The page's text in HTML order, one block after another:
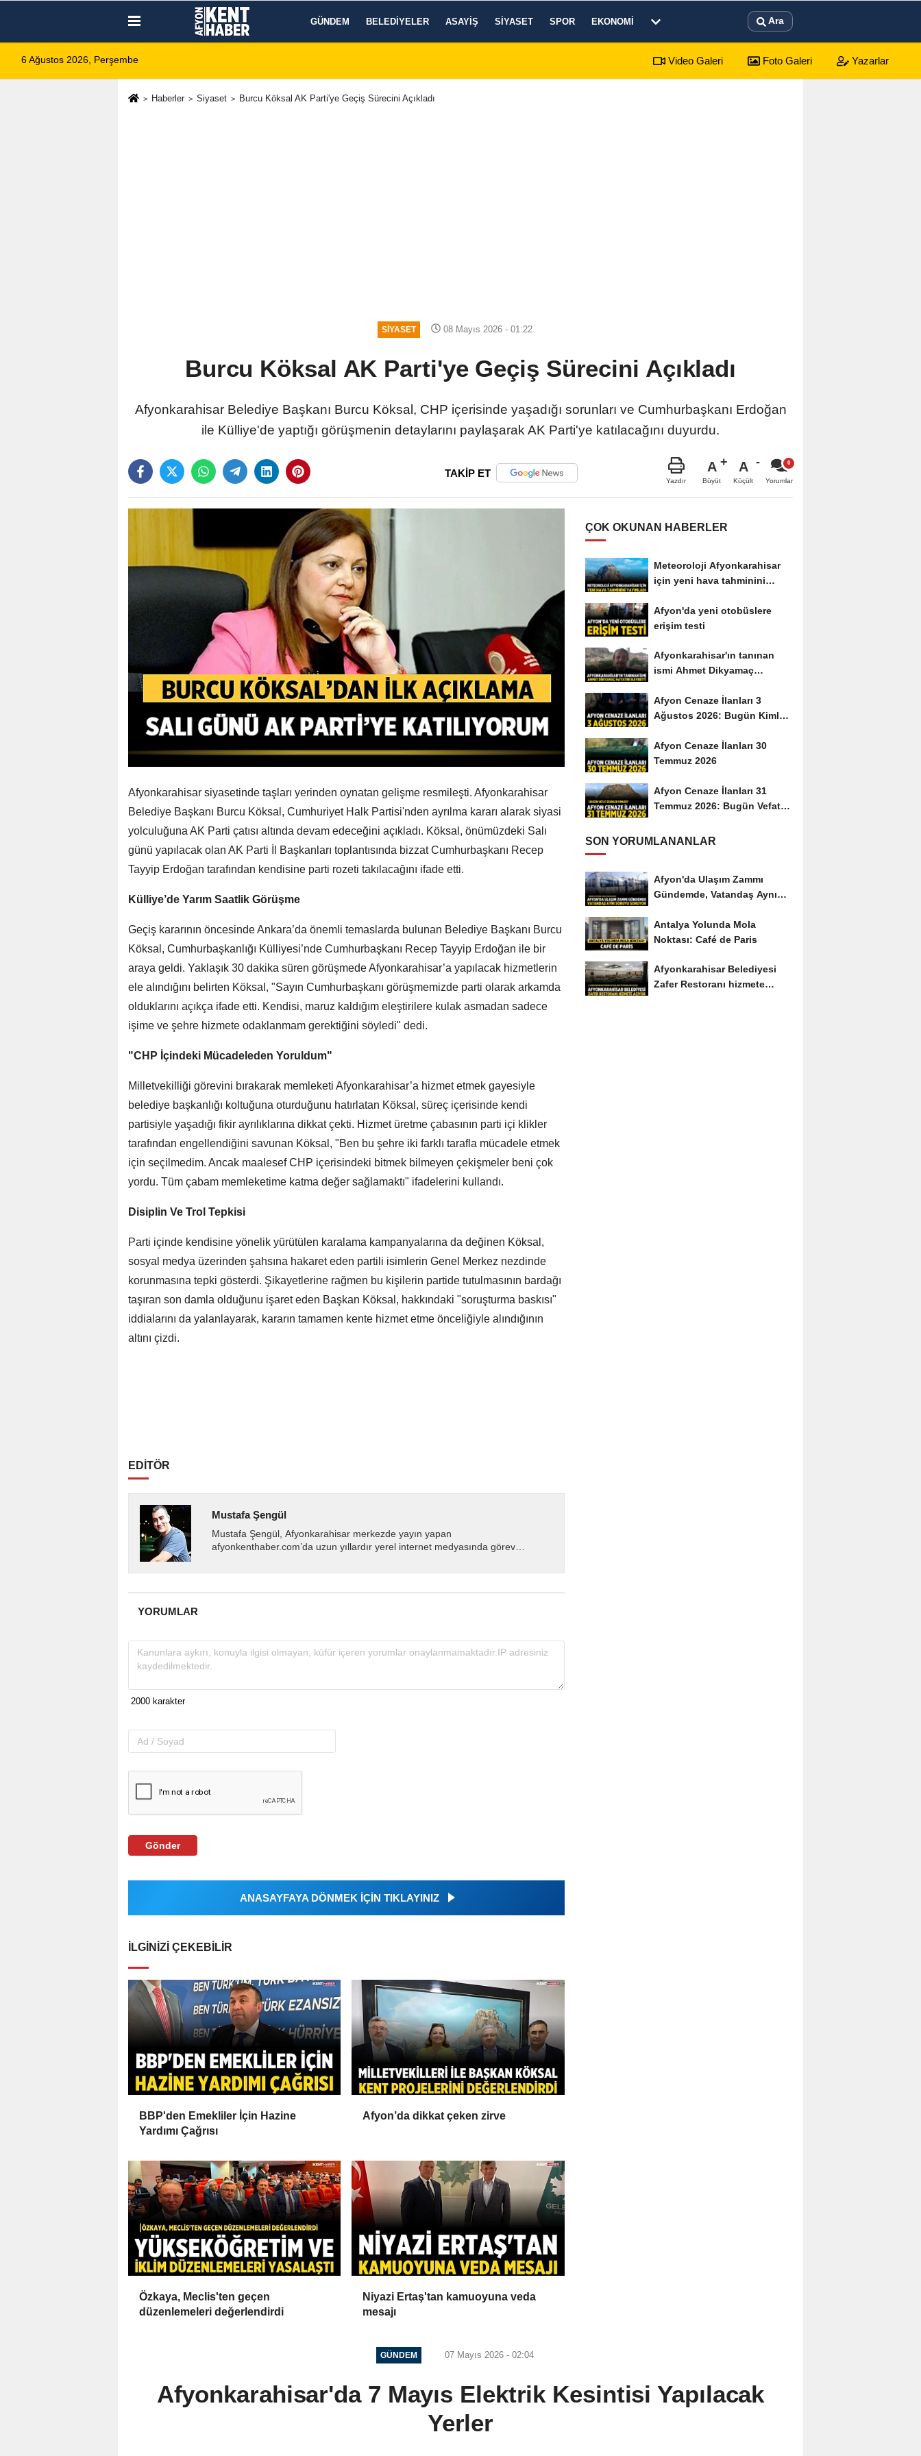
GÜNDEM BELEDIYELER ASAYIŞ SIYASET SPOR EKONOMI Ara
6 Ağustos 2026, Perşembe Video Galeri Foto Galeri Yazarlar
Haberler Siyaset Burcu Köksal AK Parti'ye Geçiş Sürecini Açıkladı
SIYASET 08 Mayıs 2026 - 01:22
Burcu Köksal AK Parti'ye Geçiş Sürecini Açıkladı
Afyonkarahisar Belediye Başkanı Burcu Köksal, CHP içerisinde yaşadığı sorunları ve Cumhurbaşkanı Erdoğan
ile Külliye'de yaptığı görüşmenin detaylarını paylaşarak AK Parti'ye katılacağını duyurdu.
TAKİP ET
Yazdır
A
Büyüt
A
Küçült Yorumlar
Afyonkarahisar siyasetinde taşları yerinden oynatan gelişme resmileşti. Afyonkarahisar
Belediye Başkanı Burcu Köksal, Cumhuriyet Halk Partisi'nden ayrılma kararı alarak siyasi
yolculuğuna AK Parti çatısı altında devam edeceğini açıkladı. Köksal, önümüzdeki Salı
günü yapılacak olan AK Parti İl Başkanları toplantısında bizzat Cumhurbaşkanı Recep
Tayyip Erdoğan tarafından kendisine parti rozeti takılacağını ifade etti.
Külliye’de Yarım Saatlik Görüşme
Geçiş kararının öncesinde Ankara’da önemli temaslarda bulunan Belediye Başkanı Burcu
Köksal, Cumhurbaşkanlığı Külliyesi’nde Cumhurbaşkanı Recep Tayyip Erdoğan ile bir
araya geldi. Yaklaşık 30 dakika süren görüşmede Afyonkarahisar’a yapılacak hizmetlerin
ele alındığını belirten Köksal, "Sayın Cumhurbaşkanı görüşmemizde parti olarak arkamda
olduklarını açıkça ifade etti. Kendisi, maruz kaldığım eleştirilere kulak asmadan sadece
işime ve şehre hizmete odaklanmam gerektiğini söyledi" dedi.
"CHP İçindeki Mücadeleden Yoruldum"
Milletvekilliği görevini bırakarak memleketi Afyonkarahisar’a hizmet etmek gayesiyle
belediye başkanlığı koltuğuna oturduğunu hatırlatan Köksal, süreç içerisinde kendi
partisiyle yaşadığı fikir ayrılıklarına dikkat çekti. Hizmet üretme çabasının parti içi klikler
tarafından engellendiğini savunan Köksal, "Ben bu şehre iki farklı tarafla mücadele etmek
için seçilmedim. Ancak maalesef CHP içerisindeki bitmek bilmeyen çekişmeler beni çok
yordu. Tüm çabam memleketime katma değer sağlamaktı" ifadelerini kullandı.
Disiplin Ve Trol Tepkisi
Parti içinde kendisine yönelik yürütülen karalama kampanyalarına da değinen Köksal,
sosyal medya üzerinden şahsına hakaret eden partili isimlerin Genel Merkez nezdinde
korunmasına tepki gösterdi. Şikayetlerine rağmen bu kişilerin partide tutulmasının bardağı
taşıran son damla olduğunu işaret eden Başkan Köksal, hakkındaki "soruşturma baskısı"
iddialarını da yalanlayarak, kararın tamamen kente hizmet etme önceliğiyle alındığının
altını çizdi.
EDİTÖR
Mustafa Şengül
Mustafa Şengül, Afyonkarahisar merkezde yayın yapan
afyonkenthaber.com’da uzun yıllardır yerel internet medyasında görev
YORUMLAR
Gönder
ANASAYFAYA DÖNMEK İÇİN TIKLAYINIZ
İLGINIZI ÇEKEBILIR
BBP'den Emekliler İçin Hazine
Yardımı Çağrısı
Afyon’da dikkat çeken zirve
Özkaya, Meclis'ten geçen
düzenlemeleri değerlendirdi
Niyazi Ertaş'tan kamuoyuna veda
mesajı
ÇOK OKUNAN HABERLER
Meteoroloji Afyonkarahisar
için yeni hava tahminini
Afyon'da yeni otobüslere
erişim testi
Afyonkarahisar'ın tanınan
ismi Ahmet Dikyamaç
Afyon Cenaze İlanları 3
Ağustos 2026: Bugün Kimler
Afyon Cenaze İlanları 30
Temmuz 2026
Afyon Cenaze İlanları 31
Temmuz 2026: Bugün Vefat
SON YORUMLANANLAR
Afyon'da Ulaşım Zammı
Gündemde, Vatandaş Aynı
Antalya Yolunda Mola
Noktası: Café de Paris
Afyonkarahisar Belediyesi
Zafer Restoranı hizmete
GÜNDEM 07 Mayıs 2026 - 02:04
Afyonkarahisar'da 7 Mayıs Elektrik Kesintisi Yapılacak
Yerler